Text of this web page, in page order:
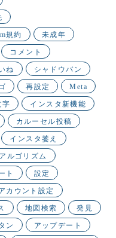
規約 未成年
コメント
ね シャドウバン
再設定 Meta
字 インスタ新機能
カルーセル投稿
インスタ萎え
アルゴリズム
ト 設定
カウント設定
地図検索 発見
ン アップデート